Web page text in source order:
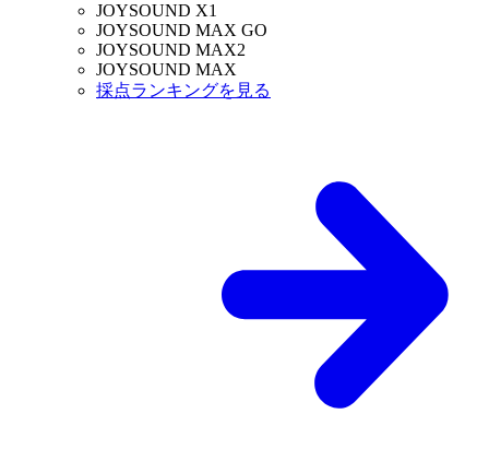
JOYSOUND X1
JOYSOUND MAX GO
JOYSOUND MAX2
JOYSOUND MAX
採点ランキングを見る